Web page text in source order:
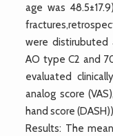
age was
were distirubuted
AO type C2 and
evaluated
analog score
hand score
Results: The